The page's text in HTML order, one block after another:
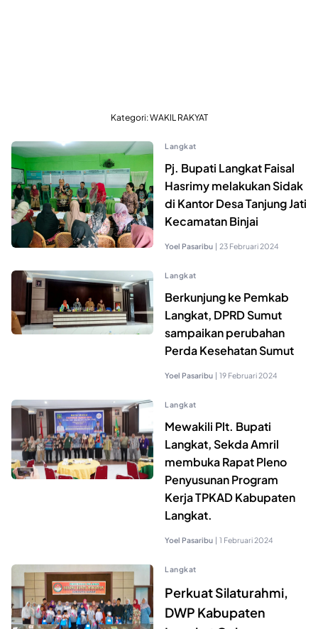
Kategori:WAKIL RAKYAT
Langkat
Pj. Bupati Langkat Faisal
Hasrimy melakukan Sidak
di Kantor Desa Tanjung Jati
Kecamatan Binjai
Yoel Pasaribu | 23 Februari 2024
Langkat
Berkunjung ke Pemkab
Langkat, DPRD Sumut
sampaikan perubahan
Perda Kesehatan Sumut
Yoel Pasaribu | 19 Februari 2024
Langkat
Mewakili Plt. Bupati
Langkat, Sekda Amril
membuka Rapat Pleno
Penyusunan Program
Kerja TPKAD Kabupaten
Langkat.
Yoel Pasaribu | 1 Februari 2024
Langkat
Perkuat Silaturahmi,
DWP Kabupaten